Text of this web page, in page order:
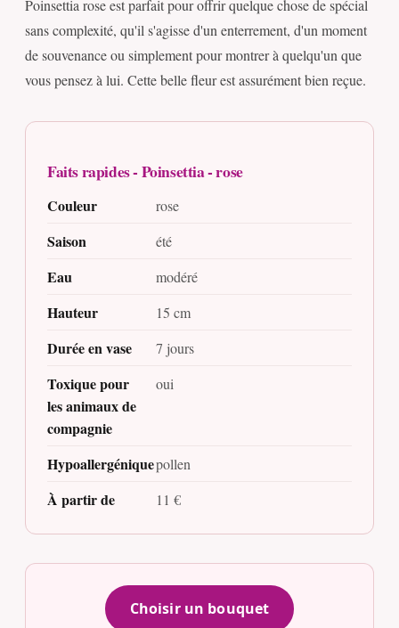
Poinsettia rose est parfait pour offrir quelque chose de spécial
sans complexité, qu'il s'agisse d'un enterrement, d'un moment
de souvenance ou simplement pour montrer à quelqu'un que
vous pensez à lui. Cette belle fleur est assurément bien reçue.
Faits rapides - Poinsettia - rose
Couleur rose
Saison été
Eau modéré
Hauteur 15 cm
Durée en vase 7 jours
Toxique pour
les animaux de
compagnie
oui
Hypoallergéniquepollen
À partir de 11 €
Choisir un bouquet